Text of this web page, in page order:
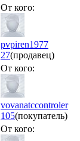
От кого:
pvpiren1977
27(продавец)
От кого:
vovanatccontroler
105(покупатель)
От кого: